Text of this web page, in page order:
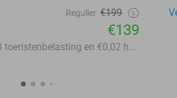
Regulier €199
€139
Excl. ca. €5,53 toeristenbelasting en €0,02 handling p.p.p.n.